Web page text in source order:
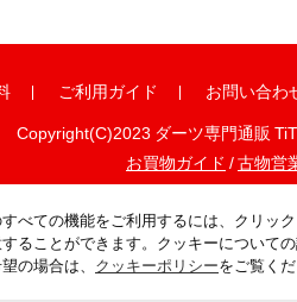
べての機能をご利用するには、クリッ
ることができます。クッキーについて
の場合は、 クッキーポリシーをご覧くだ
ご利用ガイド お問い合わ
Copyright(C)2023 ダーツ専門通販
お買物ガイド /古物営